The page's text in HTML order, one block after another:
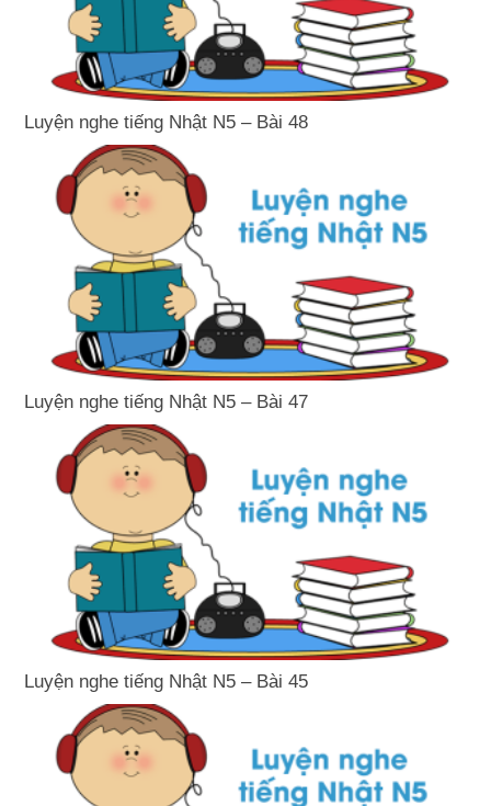
Luyện nghe tiếng Nhật N5 – Bài 48
Luyện nghe tiếng Nhật N5 – Bài 47
Luyện nghe tiếng Nhật N5 – Bài 45